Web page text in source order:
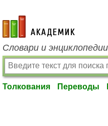
academic.ru
Словари и
Толкования Переводы